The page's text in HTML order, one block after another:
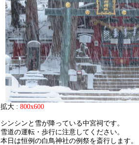
拡大 : 800x600
シンシンと雪が降っている中宮祠です。
雪道の運転・歩行に注意してください。
本日は恒例の白鳥神社の例祭を斎行します。